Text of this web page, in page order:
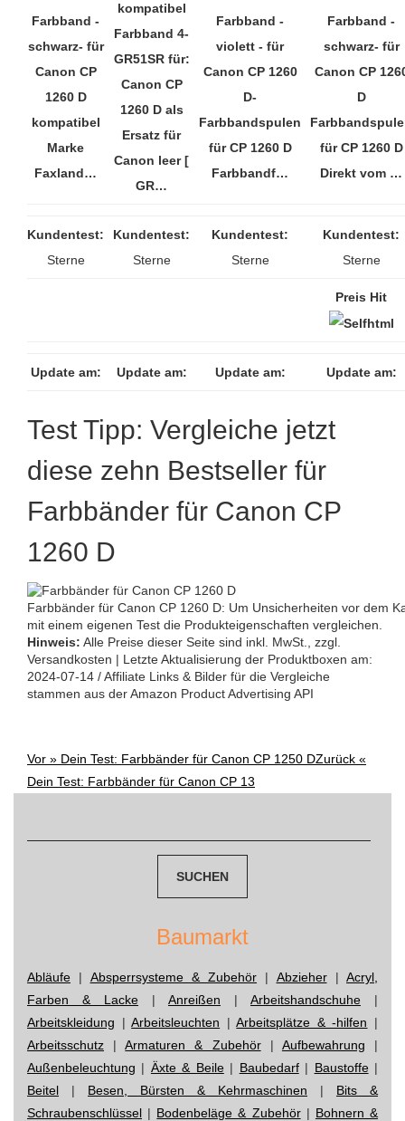
Farbband -
schwarz- für
Canon CP
1260 D
kompatibel
Marke
Faxland…
kompatibel
Farbband 4-
GR51SR für:
Canon CP
1260 D als
Ersatz für
Canon leer [
GR…
Farbband -
violett - für
Canon CP 1260
D-
Farbbandspulen
für CP 1260 D
Farbbandf…
Farbband -
schwarz- für
Canon CP
D
für CP 1260 D
Direkt vom …
Kundentest:
Sterne
Kundentest:
Sterne
Kundentest:
Sterne
Kundentest:
Sterne
Preis Hit
Update am: Update am: Update am: Update am:
Test Tipp: Vergleiche jetzt
diese zehn Bestseller für
Farbbänder für Canon CP
1260 D
Farbbänder für Canon CP 1260 D: Um Unsicherheiten vor dem
mit einem eigenen Test die Produkteigenschaften vergleichen.
Hinweis: Alle Preise dieser Seite sind inkl. MwSt., zzgl.
Versandkosten | Letzte Aktualisierung der Produktboxen am:
2024-07-14 / Affiliate Links & Bilder für die Vergleiche
stammen aus der Amazon Product Advertising API
Post
Vor » Dein Test: Farbbänder für Canon CP 1250 DZurück «
Dein Test: Farbbänder für Canon CP 13
Baumarkt
Abläufe | Absperrsysteme & Zubehör | Abzieher| Acryl,
Farben & Lacke | Anreißen | Arbeitshandschuhe |
Arbeitskleidung |Arbeitsleuchten |Arbeitsplätze & -hilfen |
Arbeitsschutz |Armaturen & Zubehör| Aufbewahrung |
Außenbeleuchtung | Äxte & Beile| Baubedarf| Baustoffe|
Beitel | Besen, Bürsten & Kehrmaschinen | Bits &
Schraubenschlüssel | Bodenbeläge & Zubehör| Bohnern &